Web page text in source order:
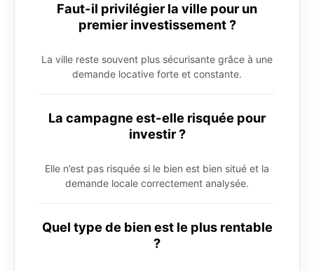
Faut-il privilégier la ville pour un
premier investissement ?
La ville reste souvent plus sécurisante grâce à une
demande locative forte et constante.
La campagne est-elle risquée pour
investir ?
Elle n’est pas risquée si le bien est bien situé et la
demande locale correctement analysée.
Quel type de bien est le plus rentable
?